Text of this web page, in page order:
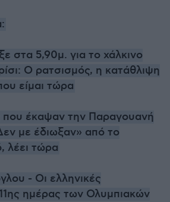
στα 5,90μ. για το χάλκινο
Ο ρατσισμός, η κατάθλιψη
είμαι τώρα
έκαψαν την Παραγουανή
με έδιωξαν» από το
λέει τώρα
- Οι ελληνικές
ημέρας των Ολυμπιακών